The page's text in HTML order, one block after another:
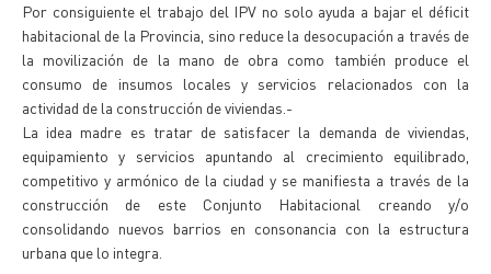
Por consiguiente el trabajo del IPV no solo ayuda a bajar el déficit
habitacional de la Provincia, sino reduce la desocupación a través de
la movilización de la mano de obra como también produce el
consumo de insumos locales y servicios relacionados con la
actividad de la construcción de viviendas.-
La idea madre es tratar de satisfacer la demanda de viviendas,
equipamiento y servicios apuntando al crecimiento equilibrado,
competitivo y armónico de la ciudad y se manifiesta a través de la
construcción de este Conjunto Habitacional creando y/o
consolidando nuevos barrios en consonancia con la estructura
urbana que lo integra.